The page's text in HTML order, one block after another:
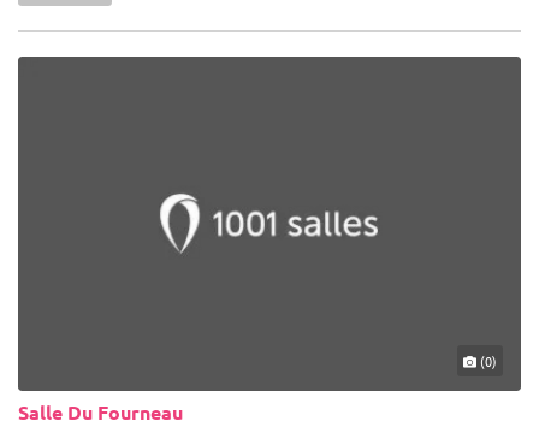
(0)
Salle Du Fourneau